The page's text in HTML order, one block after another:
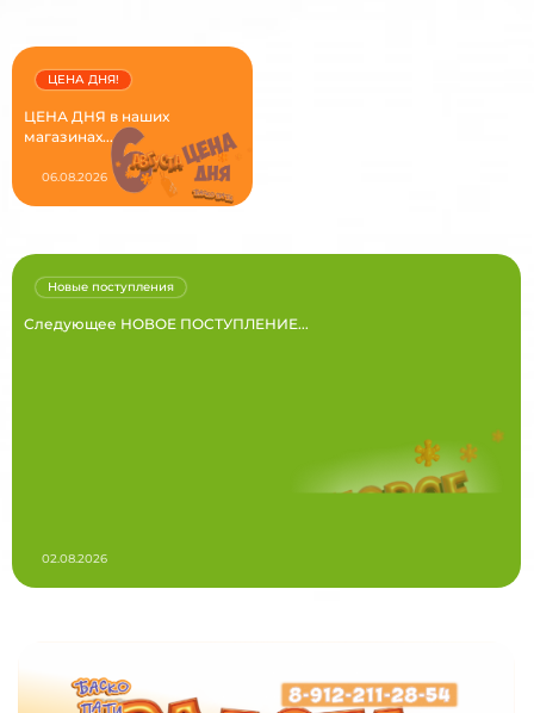
ЦЕНА ДНЯ в наших
магазинах...
ЦЕНА ДНЯ!
06.08.2026
Следующее НОВОЕ ПОСТУПЛЕНИЕ...
Новые поступления
02.08.2026